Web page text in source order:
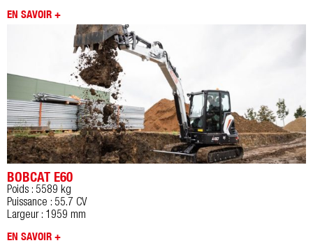
EN SAVOIR +
BOBCAT E60
Poids : 5589 kg
Puissance : 55.7 CV
Largeur : 1959 mm
EN SAVOIR +